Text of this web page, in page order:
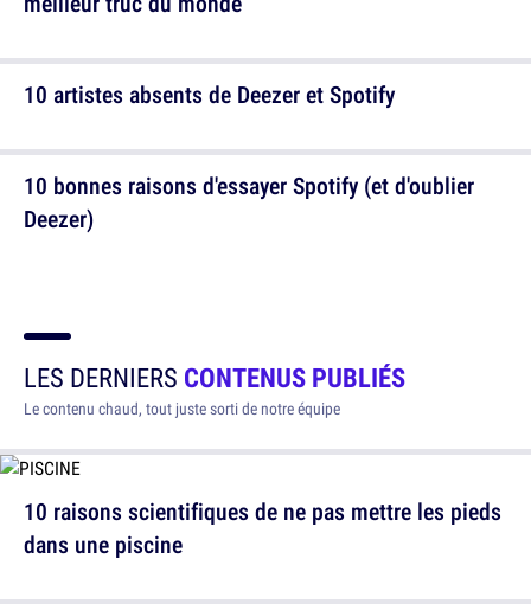
10 bonnes raisons d'essayer Spotify (et d'oublier
Deezer)
10 artistes absents de Deezer et Spotify
LES DERNIERS CONTENUS PUBLIÉS
Le contenu chaud, tout juste sorti de notre équipe
10 raisons scientifiques de ne pas mettre les pieds
dans une piscine